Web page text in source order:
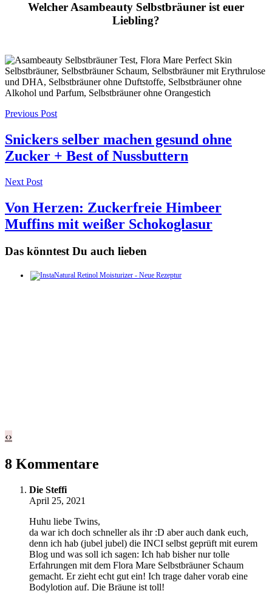
Welcher Asambeauty Selbstbräuner ist euer
Liebling?
Post
navigation
Previous Post
Snickers selber machen gesund ohne
Zucker + Best of Nussbuttern
Next Post
Von Herzen: Zuckerfreie Himbeer
Muffins mit weißer Schokoglasur
Das könntest Du auch lieben
‹›
8 Kommentare
Die Steffi
April 25, 2021
Huhu liebe Twins,
da war ich doch schneller als ihr :D aber auch dank euch,
denn ich hab (jubel jubel) die INCI selbst geprüft mit eurem
Blog und was soll ich sagen: Ich hab bisher nur tolle
Erfahrungen mit dem Flora Mare Selbstbräuner Schaum
gemacht. Er zieht echt gut ein! Ich trage daher vorab eine
Bodylotion auf. Die Bräune ist toll!